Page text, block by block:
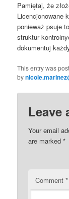
Pamiętaj, że
Licencjonowane
ponieważ psuje
struktur
dokumentuj
This entry was
by
Leave
Your email
are marked*
Comment*